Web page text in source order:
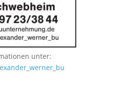
unter: